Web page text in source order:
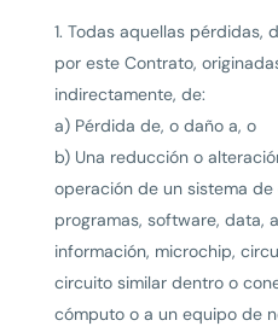
1. Todas aquellas pérdidas,
por este Contrato,
indirectamente, de:
a) Pérdida de, o daño a, o
b) Una reducción o
operación de un sistema
programas, software, data,
información, microchip,
circuito similar dentro o
cómputo o a un equipo de